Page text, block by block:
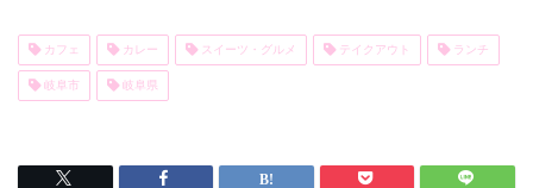
カフェ カレー スイーツ・グルメ テイクアウト ランチ
岐阜市 岐阜県